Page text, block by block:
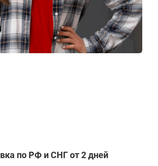
по РФ и СНГ от 2 дней